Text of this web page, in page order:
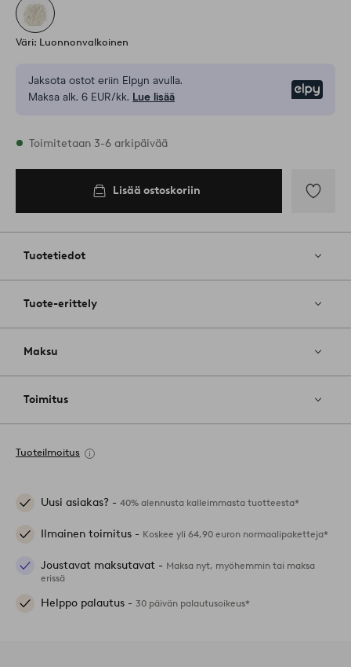
Väri: Luonnonvalkoinen
Jaksota ostot eriin Elpyn avulla.
Maksa alk. 6 EUR/kk. Lue lisää
Varastossa
Toimitetaan 3-6 arkipäivää
Lisää ostoskoriin
Tuotetiedot
Tuote-erittely
Maksu
Toimitus
Tuoteilmoitus
Uusi asiakas? - 40% alennusta kalleimmasta tuotteesta*
Ilmainen toimitus - Koskee yli 64,90 euron normaalipaketteja*
Joustavat maksutavat - Maksa nyt, myöhemmin tai maksa
erissä
Helppo palautus - 30 päivän palautusoikeus*